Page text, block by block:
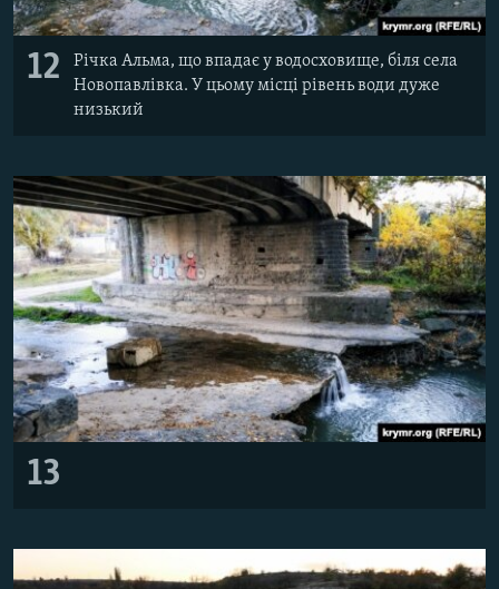
12
Річка Альма, що впадає у водосховище, біля села
Новопавлівка. У цьому місці рівень води дуже
низький
13